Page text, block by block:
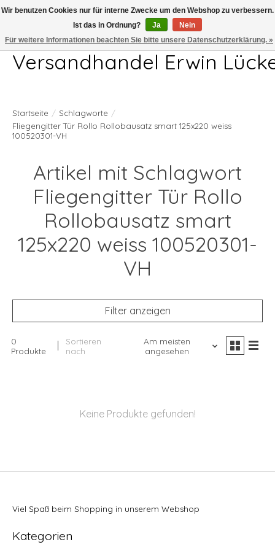
Telefon 04407 715872 MO-DO 7.00-17.00Uhr FR 7.00-13.00Uhr
Versandhandel Erwin
Startseite / Schlagworte /
Fliegengitter Tür Rollo Rollobausatz smart 125x220 weiss
100520301-VH
Artikel mit Schlagwort
Fliegengitter Tür Rollo
Rollobausatz smart
125x220 weiss 100520301-
VH
Filter anzeigen
0
Produkte
Sortieren
nach
Am meisten
angesehen
Keine Produkte gefunden!
Viel Spaß beim Shopping in unserem Webshop
Kategorien
Wir benutzen Cookies nur für interne Zwecke um den Webshop zu verbessern.
Ist das in Ordnung?
Ja
Nein
Für weitere Informationen beachten Sie bitte unsere Datenschutzerklärung. »